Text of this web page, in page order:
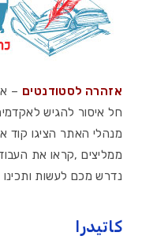
אזהרה לסטודנטים –
חל איסור להגיש
מנהלי האתר הציגו קוד
ממליצים ,קראו את
נדרש מכם לעשות
كاتيدرا